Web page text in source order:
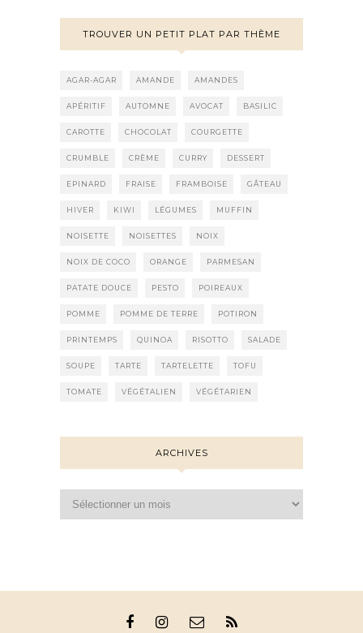
TROUVER UN PETIT PLAT PAR THÈME
AGAR-AGAR AMANDE AMANDES
APÉRITIF AUTOMNE AVOCAT BASILIC
CAROTTE CHOCOLAT COURGETTE
CRUMBLE CRÈME CURRY DESSERT
EPINARD FRAISE FRAMBOISE GÂTEAU
HIVER KIWI LÉGUMES MUFFIN
NOISETTE NOISETTES NOIX
NOIX DE COCO ORANGE PARMESAN
PATATE DOUCE PESTO POIREAUX
POMME POMME DE TERRE POTIRON
PRINTEMPS QUINOA RISOTTO SALADE
SOUPE TARTE TARTELETTE TOFU
TOMATE VÉGÉTALIEN VÉGÉTARIEN
ARCHIVES